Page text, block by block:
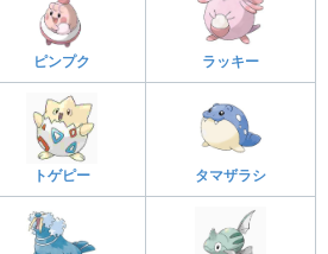
ピンプク ラッキー
トゲピー タマザラシ